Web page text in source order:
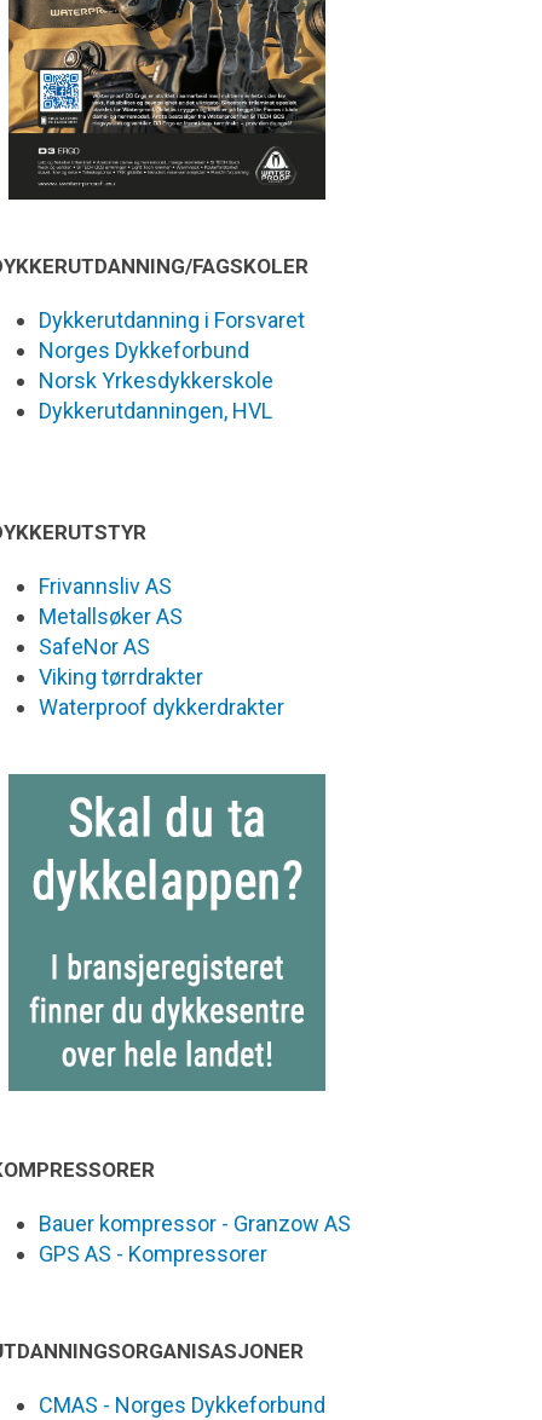
FAGSKOLER
Dykkerutdanning i Forsvaret
Norges Dykkeforbund
Norsk Yrkesdykkerskole
Dykkerutdanningen, HVL
Frivannsliv AS
Metallsøker AS
SafeNor AS
Viking tørrdrakter
Waterproof dykkerdrakter
Bauer kompressor - Granzow AS
GPS AS - Kompressorer
CMAS - Norges Dykkeforbund